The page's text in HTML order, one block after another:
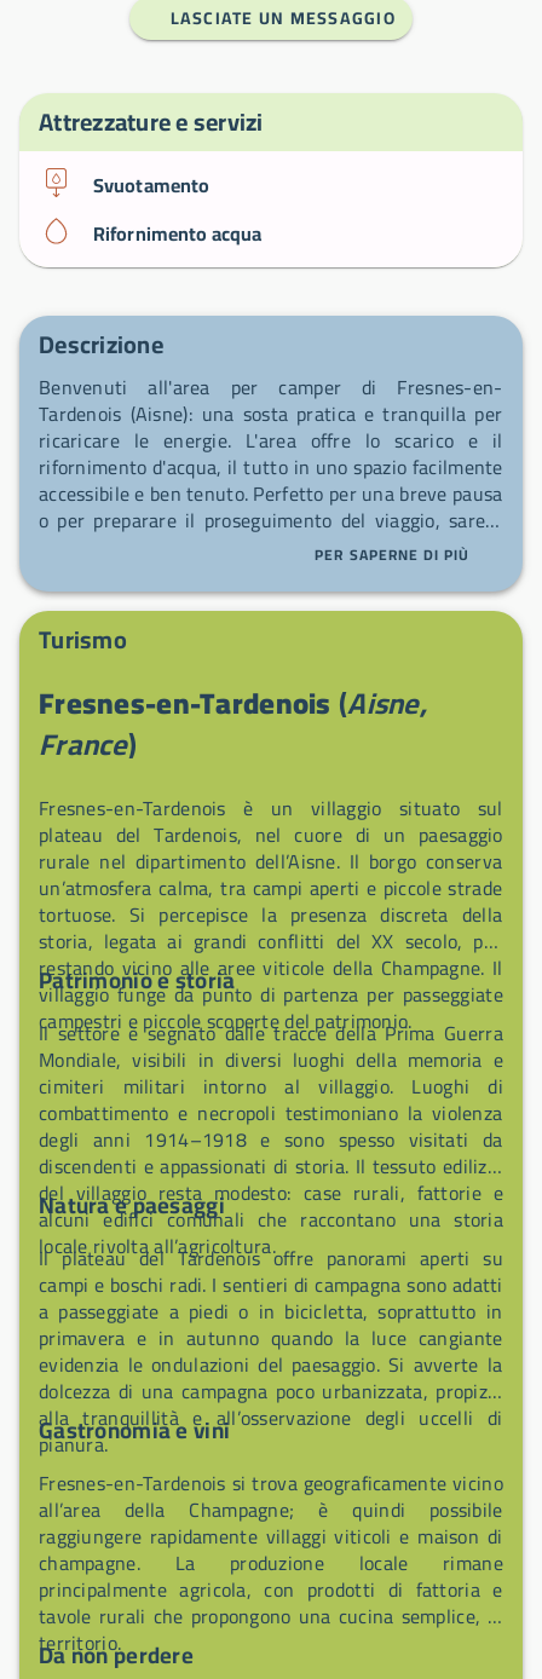
LASCIATE UN MESSAGGIO
Attrezzature e servizi
Svuotamento
Rifornimento acqua
Descrizione
Benvenuti all'area per camper di Fresnes-en-
Tardenois (Aisne): una sosta pratica e tranquilla per
ricaricare le energie. L'area offre lo scarico e il
rifornimento d'acqua, il tutto in uno spazio facilmente
accessibile e ben tenuto. Perfetto per una breve pausa
o per preparare il proseguimento del viaggio, sarete
accolti in modo semplice e cordiale.PER SAPERNE DI PIÙ
Turismo
Fresnes-en-Tardenois (Aisne,
France)
Fresnes-en-Tardenois è un villaggio situato sul
plateau del Tardenois, nel cuore di un paesaggio
rurale nel dipartimento dell’Aisne. Il borgo conserva
un’atmosfera calma, tra campi aperti e piccole strade
tortuose. Si percepisce la presenza discreta della
storia, legata ai grandi conflitti del XX secolo, pur
restando vicino alle aree viticole della Champagne. Il
villaggio funge da punto di partenza per passeggiate
campestri e piccole scoperte del patrimonio.
Patrimonio e storia
Il settore è segnato dalle tracce della Prima Guerra
Mondiale, visibili in diversi luoghi della memoria e
cimiteri militari intorno al villaggio. Luoghi di
combattimento e necropoli testimoniano la violenza
degli anni 1914–1918 e sono spesso visitati da
discendenti e appassionati di storia. Il tessuto edilizio
del villaggio resta modesto: case rurali, fattorie e
alcuni edifici comunali che raccontano una storia
locale rivolta all’agricoltura.
Natura e paesaggi
Il plateau del Tardenois offre panorami aperti su
campi e boschi radi. I sentieri di campagna sono adatti
a passeggiate a piedi o in bicicletta, soprattutto in
primavera e in autunno quando la luce cangiante
evidenzia le ondulazioni del paesaggio. Si avverte la
dolcezza di una campagna poco urbanizzata, propizia
alla tranquillità e all’osservazione degli uccelli di
pianura.
Gastronomia e vini
Fresnes-en-Tardenois si trova geograficamente vicino
all’area della Champagne; è quindi possibile
raggiungere rapidamente villaggi viticoli e maison di
champagne. La produzione locale rimane
principalmente agricola, con prodotti di fattoria e
tavole rurali che propongono una cucina semplice, di
territorio.
Da non perdere